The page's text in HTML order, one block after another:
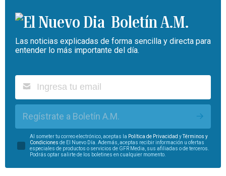
Boletín A.M.
Las noticias explicadas de forma sencilla y directa para
entender lo más importante del día.
Regístrate a Boletín A.M.
Al someter tu correo electrónico, aceptas la Política de Privacidad yTérminos y
Condiciones de El Nuevo Día. Además, aceptas recibir información u ofertas
especiales de productos o servicios de GFR Media, sus afiliadas o de terceros.
Podrás optar salirte de los boletines en cualquier momento.